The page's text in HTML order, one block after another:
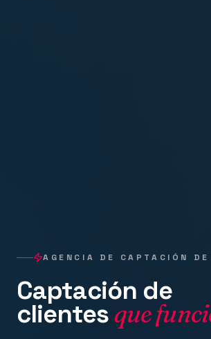
AGENCIA DE CAPTACIÓN
Captación de
clientesque